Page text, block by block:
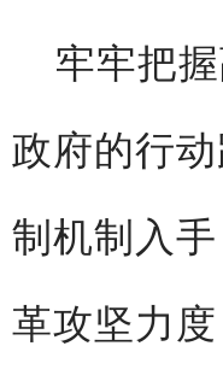
牢牢把
政府的行
制机制入
革攻坚力